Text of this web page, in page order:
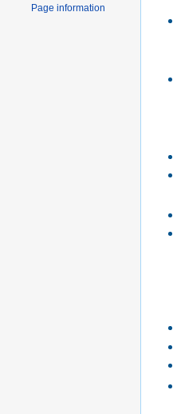
Page information